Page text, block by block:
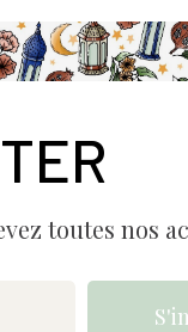
toutes nos